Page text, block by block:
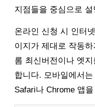
지점들을 중심으로
온라인 신청 시 인터
이지가 제대로 작동
롬 최신버전이나 엣
합니다. 모바일에서
Safari나 Chrome 앱